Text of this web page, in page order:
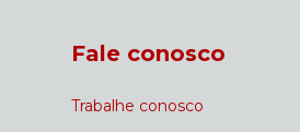
Fale conosco
Trabalhe conosco